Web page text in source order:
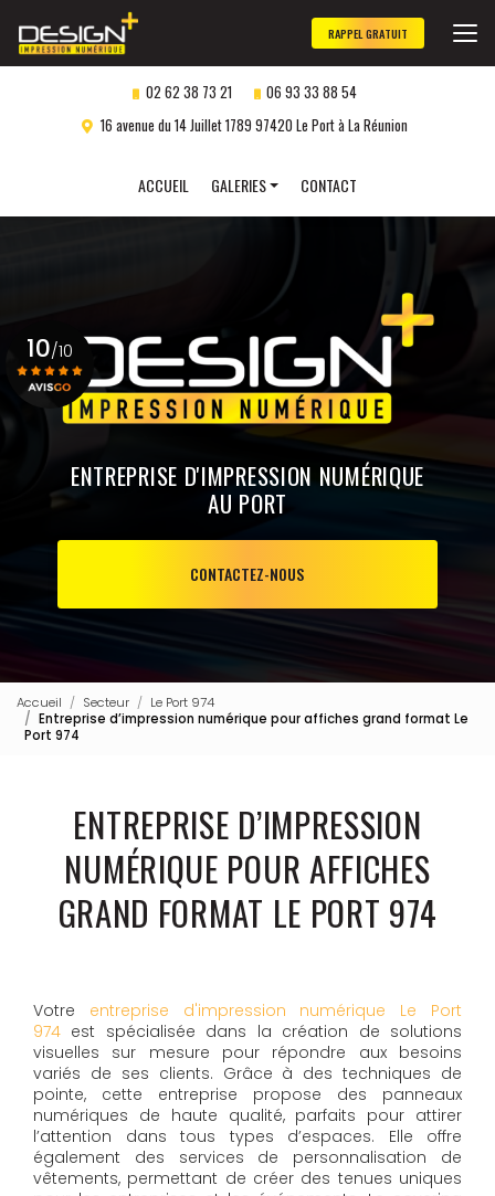
au
contenu
principal
02 62 38 73 21
06 93 33 88 54
16 avenue du 14 Juillet 1789 97420 Le Port à La Réunion
ACCUEIL
GALERIES
Impression numérique
Gravure laser
personnalisée
CONTACT
RAPPEL GRATUIT
ENTREPRISE D'IMPRESSION NUMÉRIQUE
AU PORT
CONTACTEZ-NOUS
10/10
Voir le certificat
Accueil Secteur
Le Port 974
Entreprise d’impression numérique pour affiches grand format Le
Port 974
ENTREPRISE D’IMPRESSION
NUMÉRIQUE POUR AFFICHES
GRAND FORMAT LE PORT 974
Votre entreprise d'impression numérique Le Port
974 est spécialisée dans la création de solutions
visuelles sur mesure pour répondre aux besoins
variés de ses clients. Grâce à des techniques de
pointe, cette entreprise propose des panneaux
numériques de haute qualité, parfaits pour attirer
l’attention dans tous types d’espaces. Elle offre
également des services de personnalisation de
vêtements, permettant de créer des tenues uniques